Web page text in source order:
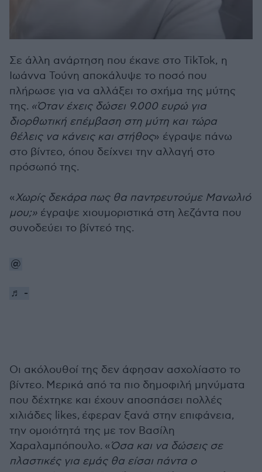
Σε άλλη ανάρτηση που έκανε στο TikTok, η
Ιωάννα Τούνη αποκάλυψε το ποσό που
πλήρωσε για να αλλάξει το σχήμα της μύτης
της. «Όταν έχεις δώσει 9.000 ευρώ για
διορθωτική επέμβαση στη μύτη και τώρα
θέλεις να κάνεις και στήθος» έγραψε πάνω
στο βίντεο, όπου δείχνει την αλλαγή στο
πρόσωπό της.
«Χωρίς δεκάρα πως θα παντρευτούμε Μανωλιό
μου;» έγραψε χιουμοριστικά στη λεζάντα που
συνοδεύει το βίντεό της.
@
♬ -
Οι ακόλουθοί της δεν άφησαν ασχολίαστο το
βίντεο. Μερικά από τα πιο δημοφιλή μηνύματα
που δέχτηκε και έχουν αποσπάσει πολλές
χιλιάδες likes, έφεραν ξανά στην επιφάνεια,
την ομοιότητά της με τον Βασίλη
Χαραλαμπόπουλο. «Όσα και να δώσεις σε
πλαστικές για εμάς θα είσαι πάντα ο